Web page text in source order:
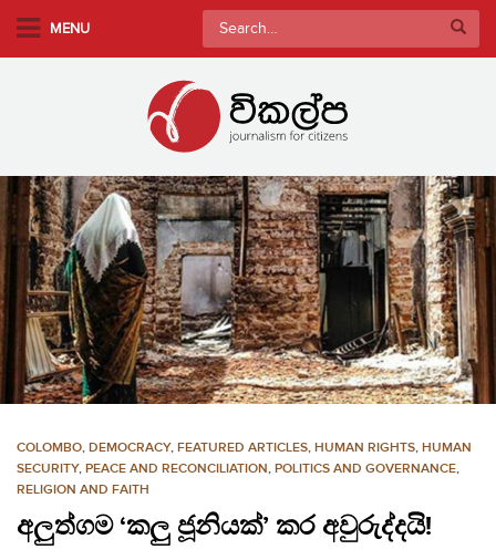
m
a
n
c
o
t
e
MENU
Search
for:
COLOMBO, DEMOCRACY, FEATURED ARTICLES, HUMAN RIGHTS, HUMAN
SECURITY, PEACE AND RECONCILIATION, POLITICS AND GOVERNANCE,
RELIGION AND FAITH
අලුත්ගම ‘කලු ජූනියක්’ කර අවුරුද්දයි!